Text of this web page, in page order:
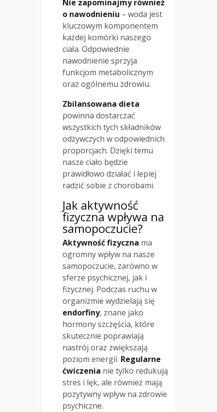
Nie zapominajmy również
o nawodnieniu – woda jest
kluczowym komponentem
każdej komórki naszego
ciała. Odpowiednie
nawodnienie sprzyja
funkcjom metabolicznym
oraz ogólnemu zdrowiu.
Zbilansowana dieta
powinna dostarczać
wszystkich tych składników
odżywczych w odpowiednich
proporcjach. Dzięki temu
nasze ciało będzie
prawidłowo działać i lepiej
radzić sobie z chorobami.
Jak aktywność
fizyczna wpływa na
samopoczucie?
Aktywność fizyczna ma
ogromny wpływ na nasze
samopoczucie, zarówno w
sferze psychicznej, jak i
fizycznej. Podczas ruchu w
organizmie wydzielają się
endorfiny, znane jako
hormony szczęścia, które
skutecznie poprawiają
nastrój oraz zwiększają
poziom energii. Regularne
ćwiczenia nie tylko redukują
stres i lęk, ale również mają
pozytywny wpływ na zdrowie
psychiczne.